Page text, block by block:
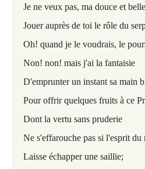
Je ne veux pas, ma douce et
Jouer auprès de toi le rôle du
Oh! quand je le voudrais, le
Non! non! mais j'ai la fantaisie
D'emprunter un instant sa main
Pour offrir quelques fruits à ce
Dont la vertu sans pruderie
Ne s'effarouche pas si l'esprit du
Laisse échapper une saillie;